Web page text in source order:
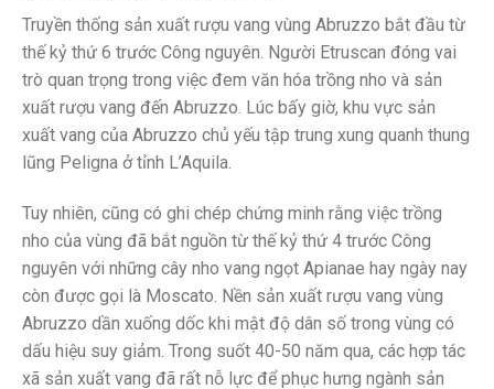
Truyền thống sản xuất rượu vang vùng Abruzzo bắt đầu từ
thế kỷ thứ 6 trước Công nguyên. Người Etruscan đóng vai
trò quan trọng trong việc đem văn hóa trồng nho và sản
xuất rượu vang đến Abruzzo. Lúc bấy giờ, khu vực sản
xuất vang của Abruzzo chủ yếu tập trung xung quanh thung
lũng Peligna ở tỉnh L’Aquila.
Tuy nhiên, cũng có ghi chép chứng minh rằng việc trồng
nho của vùng đã bắt nguồn từ thế kỷ thứ 4 trước Công
nguyên với những cây nho vang ngọt Apianae hay ngày nay
còn được gọi là Moscato. Nền sản xuất rượu vang vùng
Abruzzo dần xuống dốc khi mật độ dân số trong vùng có
dấu hiệu suy giảm. Trong suốt 40-50 năm qua, các hợp tác
xã sản xuất vang đã rất nỗ lực để phục hưng ngành sản